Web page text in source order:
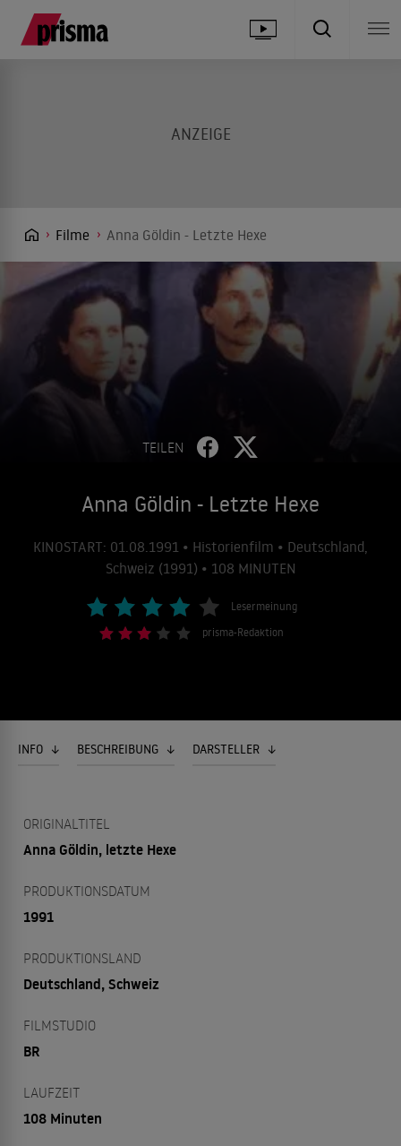
Filme Anna Göldin - Letzte Hexe
TEILEN
Anna Göldin - Letzte Hexe
KINOSTART: 01.08.1991 • Historienfilm • Deutschland,
Schweiz (1991) • 108 MINUTEN
Lesermeinung
prisma-Redaktion
INFO BESCHREIBUNG DARSTELLER
ORIGINALTITEL
Anna Göldin, letzte Hexe
PRODUKTIONSDATUM
1991
PRODUKTIONSLAND
Deutschland, Schweiz
FILMSTUDIO
BR
LAUFZEIT
108 Minuten